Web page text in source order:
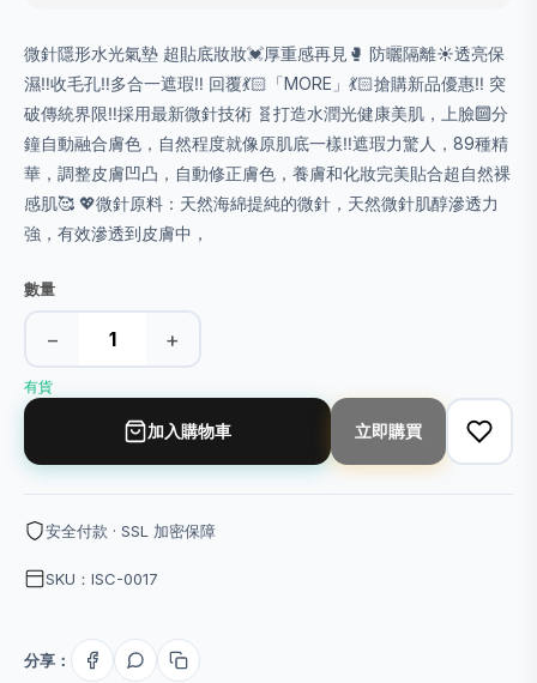
微針隱形水光氣墊 超貼底妝妝💓厚重感再見🥊 防曬隔離☀️透亮保
濕‼️收毛孔‼️多合一遮瑕‼️ 回覆💃🏻「MORE」💃🏻搶購新品優惠‼️ 突
破傳統界限‼️採用最新微針技術 🧬打造水潤光健康美肌，上臉🔟分
鐘自動融合膚色，自然程度就像原肌底一樣‼️遮瑕力驚人，89種精
華，調整皮膚凹凸，自動修正膚色，養膚和化妝完美貼合超自然裸
感肌🥰 💖微針原料：天然海綿提純的微針，天然微針肌醇滲透力
強，有效滲透到皮膚中，
數量
− +
有貨
加入購物車 立即購買
安全付款 · SSL 加密保障
SKU：ISC-0017
分享：